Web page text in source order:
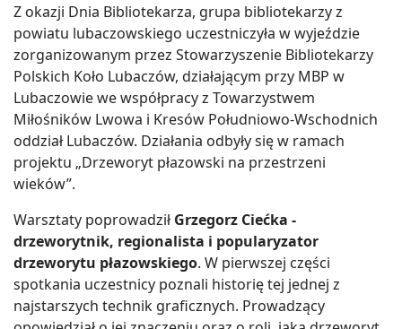
Z okazji Dnia Bibliotekarza, grupa bibliotekarzy z
powiatu lubaczowskiego uczestniczyła w wyjeździe
zorganizowanym przez Stowarzyszenie Bibliotekarzy
Polskich Koło Lubaczów, działającym przy MBP w
Lubaczowie we współpracy z Towarzystwem
Miłośników Lwowa i Kresów Południowo-Wschodnich
oddział Lubaczów. Działania odbyły się w ramach
projektu „Drzeworyt płazowski na przestrzeni
wieków”.
Warsztaty poprowadził Grzegorz Ciećka -
drzeworytnik, regionalista i popularyzator
drzeworytu płazowskiego. W pierwszej części
spotkania uczestnicy poznali historię tej jednej z
najstarszych technik graficznych. Prowadzący